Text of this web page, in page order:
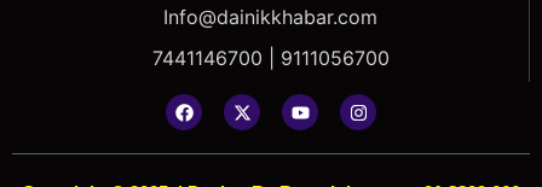
Info@dainikkhabar.com
7441146700 | 9111056700